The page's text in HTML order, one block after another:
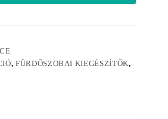
, FÜRDŐSZOBAI KIEGÉSZÍTŐK,